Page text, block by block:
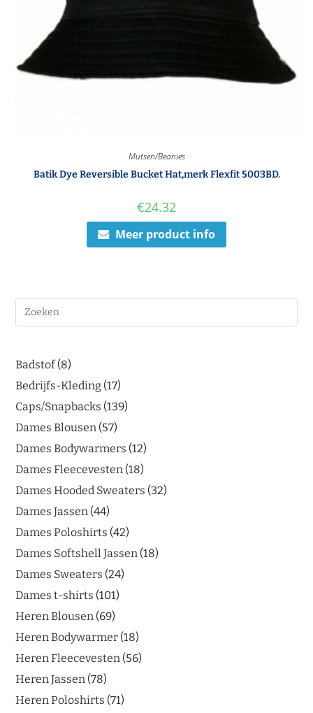
Mutsen/Beanies
Batik Dye Reversible Bucket Hat,merk Flexfit 5003BD.
€24.32
Meer product info
Badstof 8
Bedrijfs-Kleding 17
Caps/Snapbacks 139
Dames Blousen 57
Dames Bodywarmers 12
Dames Fleecevesten 18
Dames Hooded Sweaters 32
Dames Jassen 44
Dames Poloshirts 42
Dames Softshell Jassen 18
Dames Sweaters 24
Dames t-shirts 101
Heren Blousen 69
Heren Bodywarmer 18
Heren Fleecevesten 56
Heren Jassen 78
Heren Poloshirts 71